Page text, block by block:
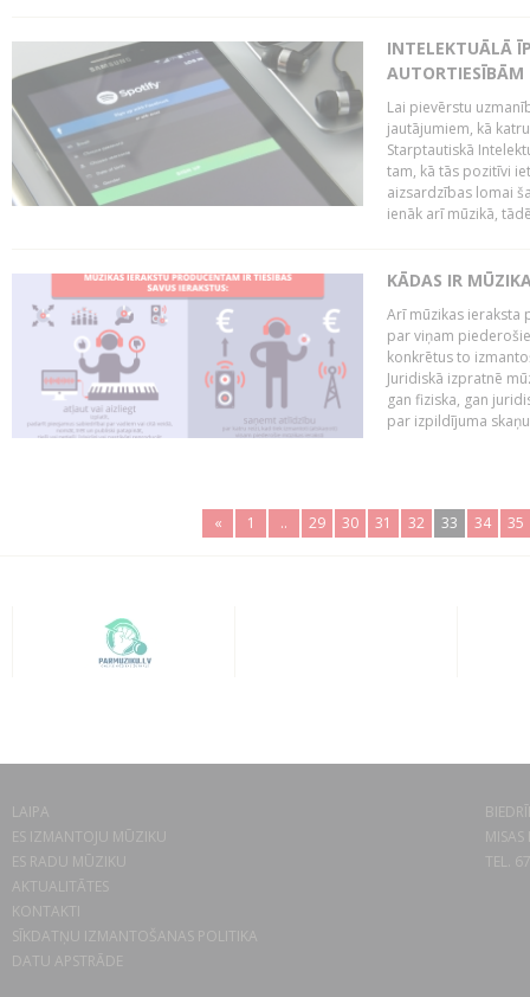
INTELEKTUĀLĀ
Lai pievērstu
jautājumiem, kā
Starptautiskā
tam, kā tās pozitīvi
aizsardzības lomai
ienāk arī mūzikā,
KĀDAS IR
Arī mūzikas ieraksta
par viņam
konkrētus to
Juridiskā izpratnē
gan fiziska, gan
par izpildījuma
« 1 .. 29 30 31 32 33 34 35
LAIPA
ES IZMANTOJU MŪZIKU
ES RADU MŪZIKU
AKTUALITĀTES
KONTAKTI
SĪKDATŅU IZMANTOŠANAS POLITIKA
DATU APSTRĀDE
TEL.